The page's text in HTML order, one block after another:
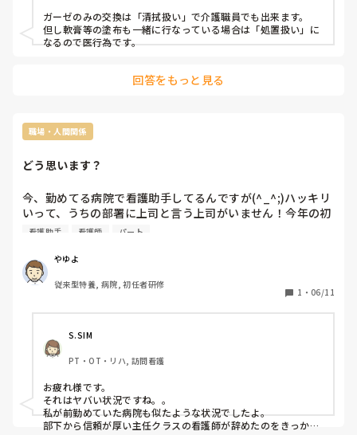
ガーゼのみの交換は「清拭扱い」で介護職員でも出来ます。
但し軟膏等の塗布も一緒に行なっている場合は「処置扱い」に
なるので医行為です。
回答をもっと見る
職場・人間関係
どう思います？
今、勤めてる病院で看護助手してるんですが(^_^;)ハッキリ
いって、うちの部署に上司と言う上司がいません！今年の初
めまで、主任いたのに誰もいなくなり(-_-;)評判悪い師長が
院です！全然、管理されてなく部長も全然見に来ません！(-
_-;)しかも、どんどん職員を移動させていってるからびっく
り！！看護師は、どんどん年齢高い方とバイトとパートしか
看護助手 看護師 パート
やゆよ
従来型特養, 病院, 初任者研修
1 ・ 06/11
S.SIM
PT・OT・リハ, 訪問看護
お疲れ様です。
それはヤバい状況ですね。。
私が前勤めていた病院も似たような状況でしたよ。
部下から信頼が厚い主任クラスの看護師が辞めたのをきっかけ